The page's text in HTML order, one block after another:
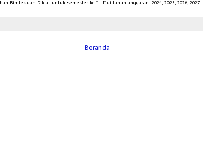
Bimtek dan Diklat untuk semester ke I - II di tahun anggaran 2024, 2025, 2026, 2027
Beranda